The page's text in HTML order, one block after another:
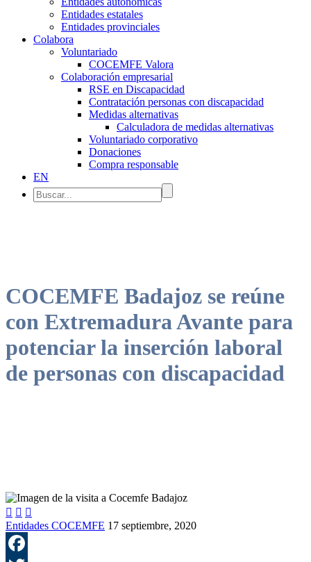
Entidades estatales
Entidades provinciales
Colabora
Voluntariado
COCEMFE Valora
Colaboración empresarial
RSE en Discapacidad
Contratación personas con discapacidad
Medidas alternativas
Calculadora de medidas alternativas
Voluntariado corporativo
Donaciones
Compra responsable
EN
COCEMFE Badajoz se reúne
con Extremadura Avante para
potenciar la inserción laboral
de personas con discapacidad
  
Entidades COCEMFE 17 septiembre, 2020